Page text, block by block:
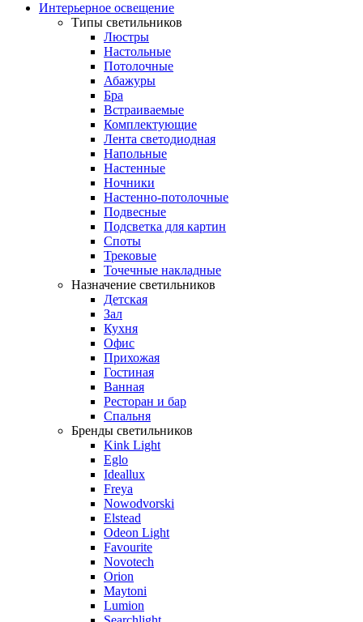
Интерьерное освещение
Типы светильников
Люстры
Настольные
Потолочные
Абажуры
Бра
Встраиваемые
Комплектующие
Лента светодиодная
Напольные
Настенные
Ночники
Настенно-потолочные
Подвесные
Подсветка для картин
Споты
Трековые
Точечные накладные
Назначение светильников
Детская
Зал
Кухня
Офис
Прихожая
Гостиная
Ванная
Ресторан и бар
Спальня
Бренды светильников
Kink Light
Eglo
Ideallux
Freya
Nowodvorski
Elstead
Odeon Light
Favourite
Novotech
Orion
Maytoni
Lumion